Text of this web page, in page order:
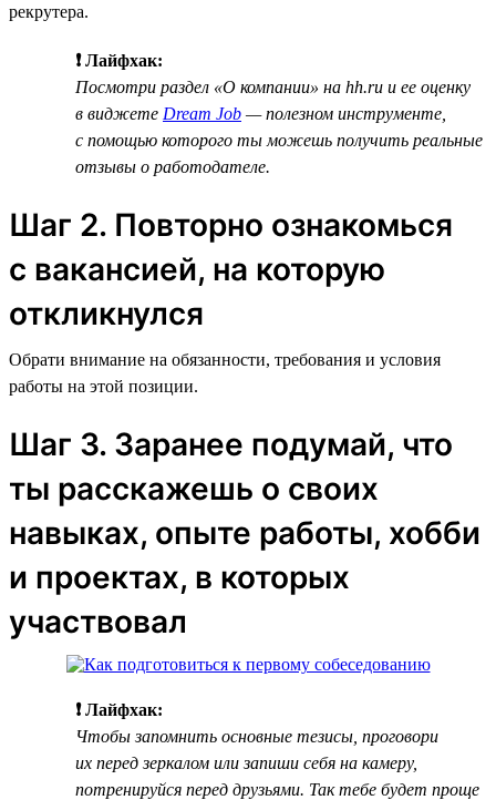
рекрутера.
❗ Лайфхак:
Посмотри раздел «О компании» на hh.ru и ее оценку
в виджете Dream Job — полезном инструменте,
с помощью которого ты можешь получить реальные
отзывы о работодателе.
Шаг 2. Повторно ознакомься
с вакансией, на которую
откликнулся
Обрати внимание на обязанности, требования и условия
работы на этой позиции.
Шаг 3. Заранее подумай, что
ты расскажешь о своих
навыках, опыте работы, хобби
и проектах, в которых
участвовал
❗ Лайфхак:
Чтобы запомнить основные тезисы, проговори
их перед зеркалом или запиши себя на камеру,
потренируйся перед друзьями. Так тебе будет проще